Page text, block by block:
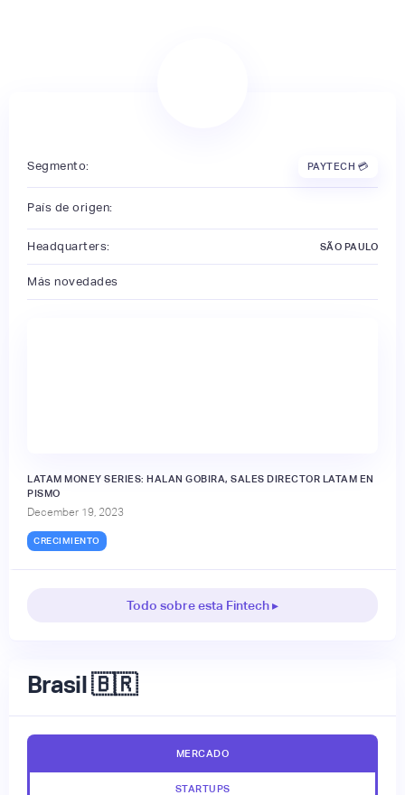
Segmento: PAYTECH 💳
País de origen:
Headquarters: SÃO PAULO
Más novedades
LATAM MONEY SERIES: HALAN GOBIRA, SALES DIRECTOR LATAM EN
PISMO
December 19, 2023
CRECIMIENTO
Todo sobre esta Fintech ▸
Brasil 🇧🇷
MERCADO
STARTUPS